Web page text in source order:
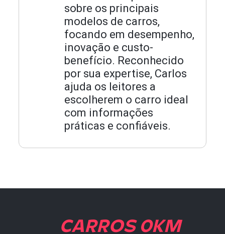
sobre os principais
modelos de carros,
focando em desempenho,
inovação e custo-
benefício. Reconhecido
por sua expertise, Carlos
ajuda os leitores a
escolherem o carro ideal
com informações
práticas e confiáveis.
CARROS 0KM